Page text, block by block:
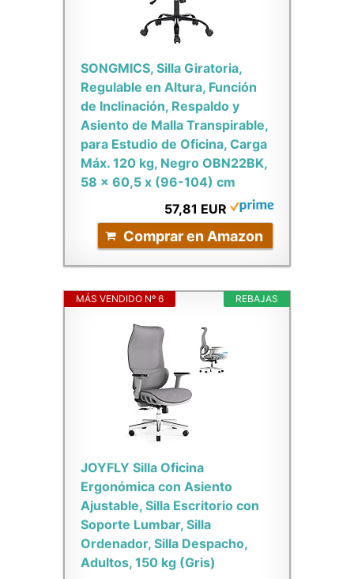
SONGMICS, Silla Giratoria,
Regulable en Altura, Función
de Inclinación, Respaldo y
Asiento de Malla Transpirable,
para Estudio de Oficina, Carga
Máx. 120 kg, Negro OBN22BK,
58 x 60,5 x (96-104) cm
57,81 EUR
Comprar en Amazon
REBAJAS
MÁS VENDIDO Nº 6
JOYFLY Silla Oficina
Ergonómica con Asiento
Ajustable, Silla Escritorio con
Soporte Lumbar, Silla
Ordenador, Silla Despacho,
Adultos, 150 kg (Gris)